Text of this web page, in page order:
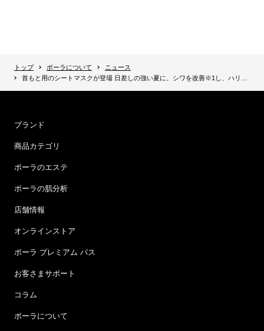
トップ ポーラについて
ニュース
首もと用のシートマスクが登場 日差しの強い夏に、シワを改善※1し、ハリ・弾力感のある肌を目指す限定キット『リンクルショット シーズンスペシャルキット Ⅴ』5月16日発売
ブランド
商品カテゴリ
ポーラのエステ
ポーラの肌分析
店舗情報
オンラインストア
ポーラ プレミアム パス
お客さまサポート
コラム
ポーラについて